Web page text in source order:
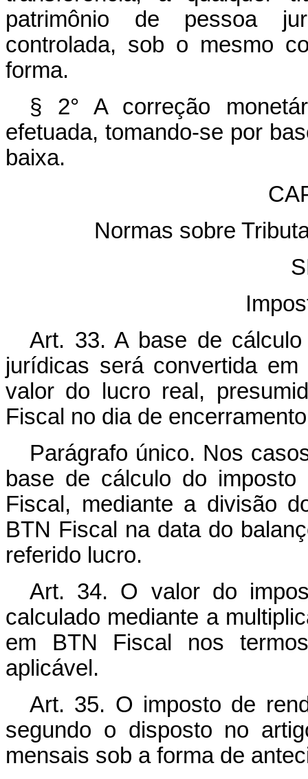
patrimônio de pessoa
controlada, sob o mesmo
forma.
§ 2° A correção
efetuada, tomando-se por
baixa.
Normas sobre
Art. 33. A base de
jurídicas será convertida
valor do lucro real,
Fiscal no dia de
Parágrafo único. Nos
base de cálculo do
Fiscal, mediante a divisão
BTN Fiscal na data do
referido lucro.
Art. 34. O valor do
calculado mediante a
em BTN Fiscal nos
aplicável.
Art. 35. O imposto de
segundo o disposto no
mensais sob a forma de